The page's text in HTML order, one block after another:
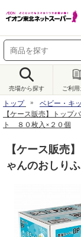
売場から探す ご利
トップ ベビー・キ
【ケース販売】トッ
ト ８０枚入×２０個
【ケース販売
ゃんのおしり